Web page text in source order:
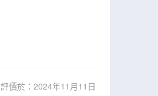
評價於：2024年11月11日